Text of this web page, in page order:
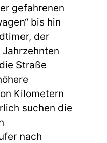
gefahrenen
bis hin
der
Straße
Kilometern
suchen die
nach